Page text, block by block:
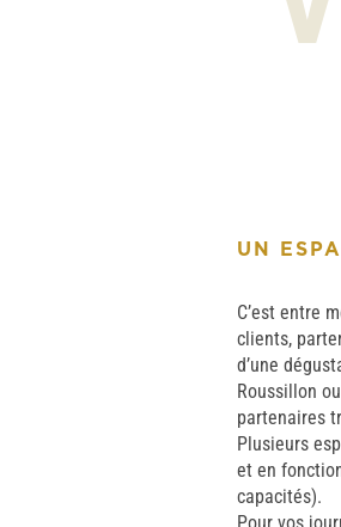
UN
C’est entre
clients,
d’une
Roussillon
partenaires
Plusieurs
et en
capacités).